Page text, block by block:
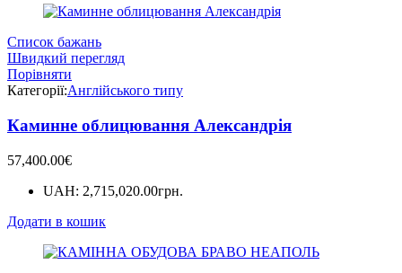
Список бажань
Швидкий перегляд
Порівняти
Категорії:Англійського типу
Каминне облицювання Александрія
57,400.00€
UAH: 2,715,020.00грн.
Додати в кошик